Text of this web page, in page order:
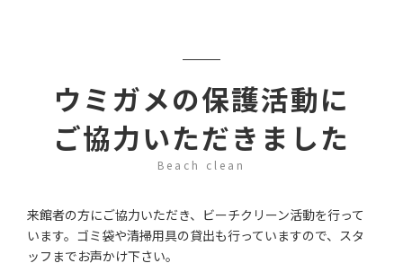
ウミガメの保護活動に
ご協力いただきました
Beach clean
来館者の方にご協力いただき、ビーチクリーン活動を行って
います。ゴミ袋や清掃用具の貸出も行っていますので、スタ
ッフまでお声かけ下さい。